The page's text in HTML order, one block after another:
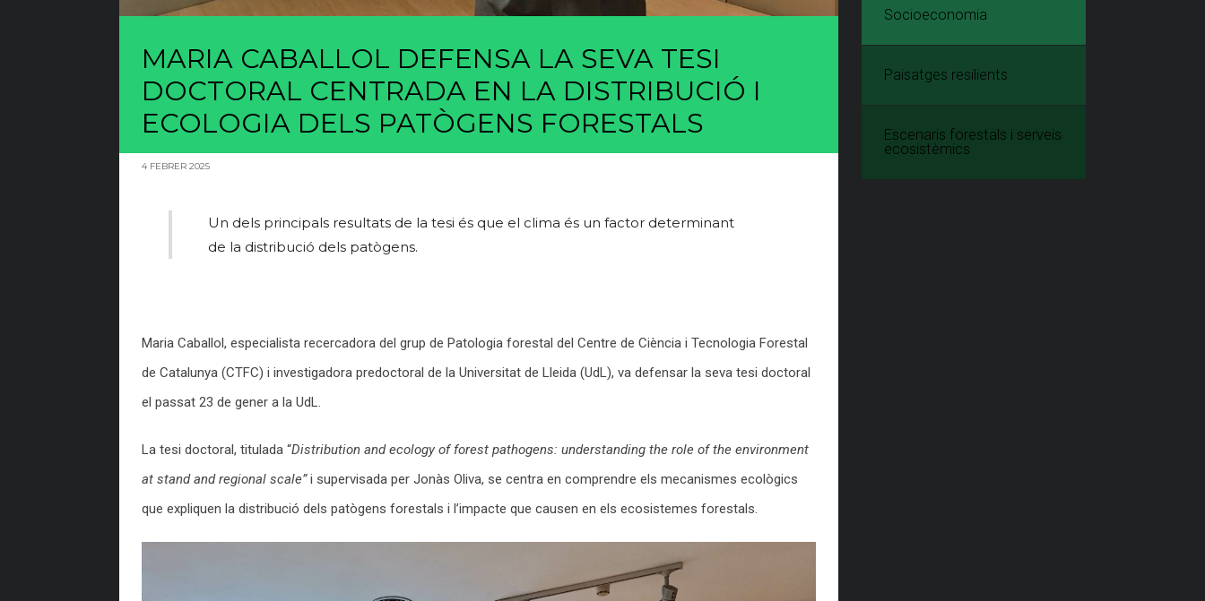
MARIA CABALLOL DEFENSA LA SEVA TESI
DOCTORAL CENTRADA EN LA DISTRIBUCIÓ I
ECOLOGIA DELS PATÒGENS FORESTALS
4 FEBRER 2025
Un dels principals resultats de la tesi és que el clima és un factor determinant
de la distribució dels patògens.
Maria Caballol, especialista recercadora del grup de Patologia forestal del Centre de Ciència i Tecnologia Forestal
de Catalunya (CTFC) i investigadora predoctoral de la Universitat de Lleida (UdL), va defensar la seva tesi doctoral
el passat 23 de gener a la UdL.
La tesi doctoral, titulada “Distribution and ecology of forest pathogens: understanding the role of the environment
at stand and regional scale”i supervisada per Jonàs Oliva, se centra en comprendre els mecanismes ecològics
que expliquen la distribució dels patògens forestals i l’impacte que causen en els ecosistemes forestals.
Socioeconomia
Paisatges resilients
Escenaris forestals i serveis
ecosistèmics